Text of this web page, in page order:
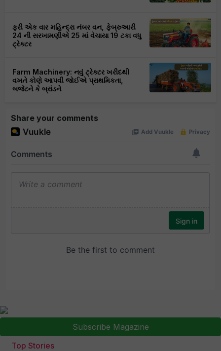
ફરી એક વાર મહિન્દ્રા નંબર વન, ફેબ્રુઆરી
24 ની સરખામણીએ 25 માં વેચાયા 19 ટકા વધુ
ટ્રેક્ટર
Farm Machinery: નવું ટ્રેક્ટર ખરીદથી
વખતે કોણે આપવી જોઈએ પ્રાથમિકતા,
બજેટને કે બ્રાંડને
Share your comments
Subscribe Magazine
Top Stories